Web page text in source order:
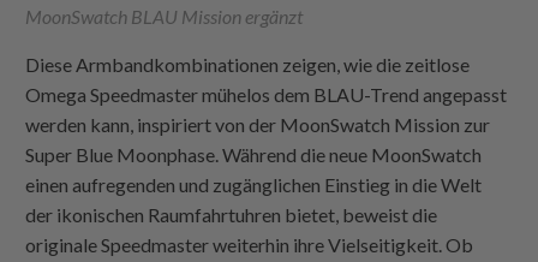
MoonSwatch BLAU Mission ergänzt
Diese Armbandkombinationen zeigen, wie die zeitlose
Omega Speedmaster mühelos dem BLAU-Trend angepasst
werden kann, inspiriert von der MoonSwatch Mission zur
Super Blue Moonphase. Während die neue MoonSwatch
einen aufregenden und zugänglichen Einstieg in die Welt
der ikonischen Raumfahrtuhren bietet, beweist die
originale Speedmaster weiterhin ihre Vielseitigkeit. Ob